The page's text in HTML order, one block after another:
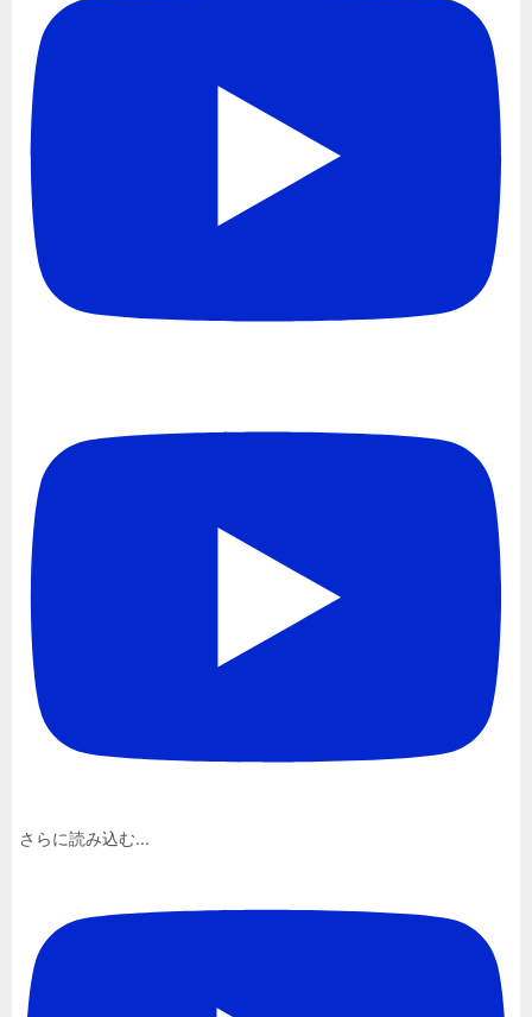
さらに読み込む...